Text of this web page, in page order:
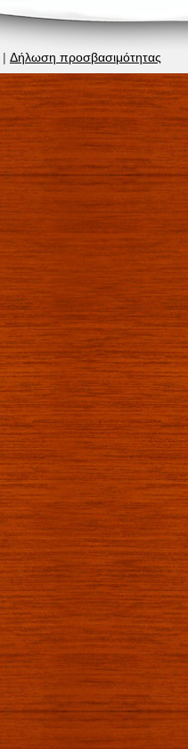
| Δήλωση προσβασιμότητας